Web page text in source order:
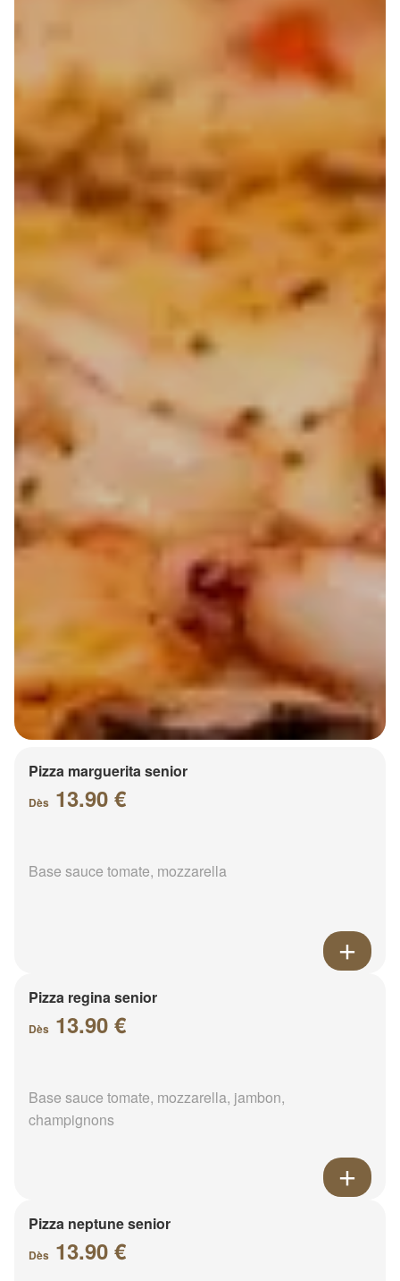
Pizza marguerita senior
Dès 13.90 €
Base sauce tomate, mozzarella
Pizza regina senior
Dès 13.90 €
Base sauce tomate, mozzarella, jambon,
champignons
Pizza neptune senior
Dès 13.90 €